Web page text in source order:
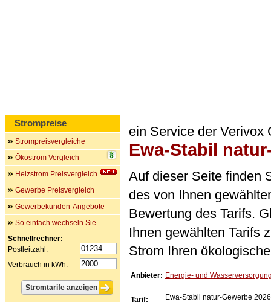
ein Service der Verivox
Ewa-Stabil
Auf dieser Seite finden
des von Ihnen
Bewertung des Tarifs.
Ihnen gewählten Tarifs
Strom Ihren
Anbieter: Energie- und
Tarif: Ewa-Stabil natur-Gewerbe 2026
Strompreise
Strompreisvergleiche
Ökostrom Vergleich
Heizstrom Preisvergleich
Gewerbe Preisvergleich
Gewerbekunden-Angebote
So einfach wechseln Sie
Schnellrechner:
Postleitzahl:
Verbrauch in kWh: